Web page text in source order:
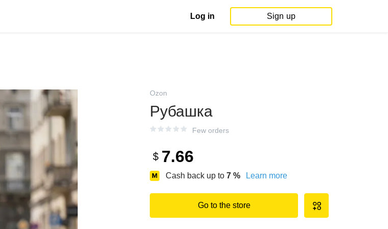
Log in Sign up
Ozon
Рубашка
Few orders
$ 7.66
Cash back up to 7 % Learn more
Go to the store